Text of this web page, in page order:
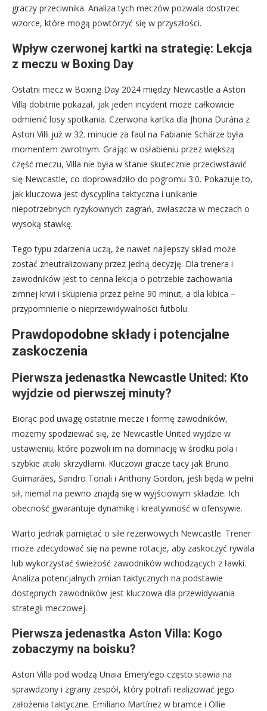
graczy przeciwnika. Analiza tych meczów pozwala dostrzec
wzorce, które mogą powtórzyć się w przyszłości.
Wpływ czerwonej kartki na strategię: Lekcja
z meczu w Boxing Day
Ostatni mecz w Boxing Day 2024 między Newcastle a Aston
Villą dobitnie pokazał, jak jeden incydent może całkowicie
odmienić losy spotkania. Czerwona kartka dla Jhona Durána z
Aston Villi już w 32. minucie za faul na Fabianie Schärze była
momentem zwrotnym. Grając w osłabieniu przez większą
część meczu, Villa nie była w stanie skutecznie przeciwstawić
się Newcastle, co doprowadziło do pogromu 3:0. Pokazuje to,
jak kluczowa jest dyscyplina taktyczna i unikanie
niepotrzebnych ryzykownych zagrań, zwłaszcza w meczach o
wysoką stawkę.
Tego typu zdarzenia uczą, że nawet najlepszy skład może
zostać zneutralizowany przez jedną decyzję. Dla trenera i
zawodników jest to cenna lekcja o potrzebie zachowania
zimnej krwi i skupienia przez pełne 90 minut, a dla kibica –
przypomnienie o nieprzewidywalności futbolu.
Prawdopodobne składy i potencjalne
zaskoczenia
Pierwsza jedenastka Newcastle United: Kto
wyjdzie od pierwszej minuty?
Biorąc pod uwagę ostatnie mecze i formę zawodników,
możemy spodziewać się, że Newcastle United wyjdzie w
ustawieniu, które pozwoli im na dominację w środku pola i
szybkie ataki skrzydłami. Kluczowi gracze tacy jak Bruno
Guimarães, Sandro Tonali i Anthony Gordon, jeśli będą w pełni
sił, niemal na pewno znajdą się w wyjściowym składzie. Ich
obecność gwarantuje dynamikę i kreatywność w ofensywie.
Warto jednak pamiętać o sile rezerwowych Newcastle. Trener
może zdecydować się na pewne rotacje, aby zaskoczyć rywala
lub wykorzystać świeżość zawodników wchodzących z ławki.
Analiza potencjalnych zmian taktycznych na podstawie
dostępnych zawodników jest kluczowa dla przewidywania
strategii meczowej.
Pierwsza jedenastka Aston Villa: Kogo
zobaczymy na boisku?
Aston Villa pod wodzą Unaia Emery’ego często stawia na
sprawdzony i zgrany zespół, który potrafi realizować jego
założenia taktyczne. Emiliano Martínez w bramce i Ollie